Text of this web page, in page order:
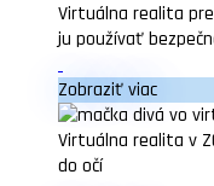
Virtuálna realita
ju používať
Zobraziť viac
Virtuálna realita v
do očí